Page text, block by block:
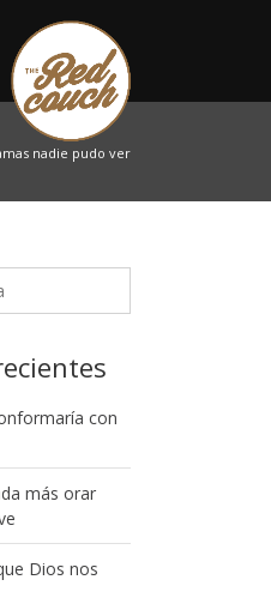
nadie pudo ver
con
más orar
Dios nos